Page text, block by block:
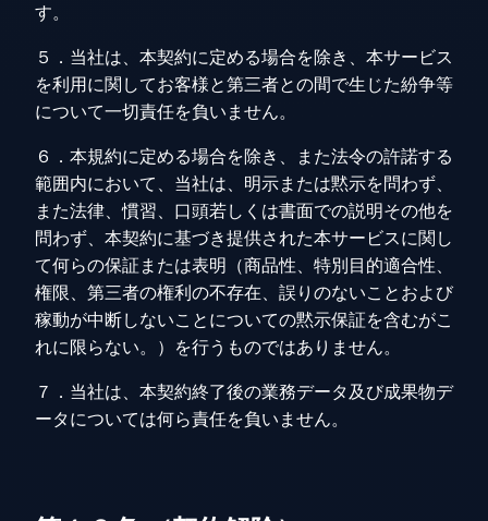
す。
５．当社は、本契約に定める場合を除き、本サービス
を利用に関してお客様と第三者との間で生じた紛争等
について一切責任を負いません。
６．本規約に定める場合を除き、また法令の許諾する
範囲内において、当社は、明示または黙示を問わず、
また法律、慣習、口頭若しくは書面での説明その他を
問わず、本契約に基づき提供された本サービスに関し
て何らの保証または表明（商品性、特別目的適合性、
権限、第三者の権利の不存在、誤りのないことおよび
稼動が中断しないことについての黙示保証を含むがこ
れに限らない。）を行うものではありません。
７．当社は、本契約終了後の業務データ及び成果物デ
ータについては何ら責任を負いません。